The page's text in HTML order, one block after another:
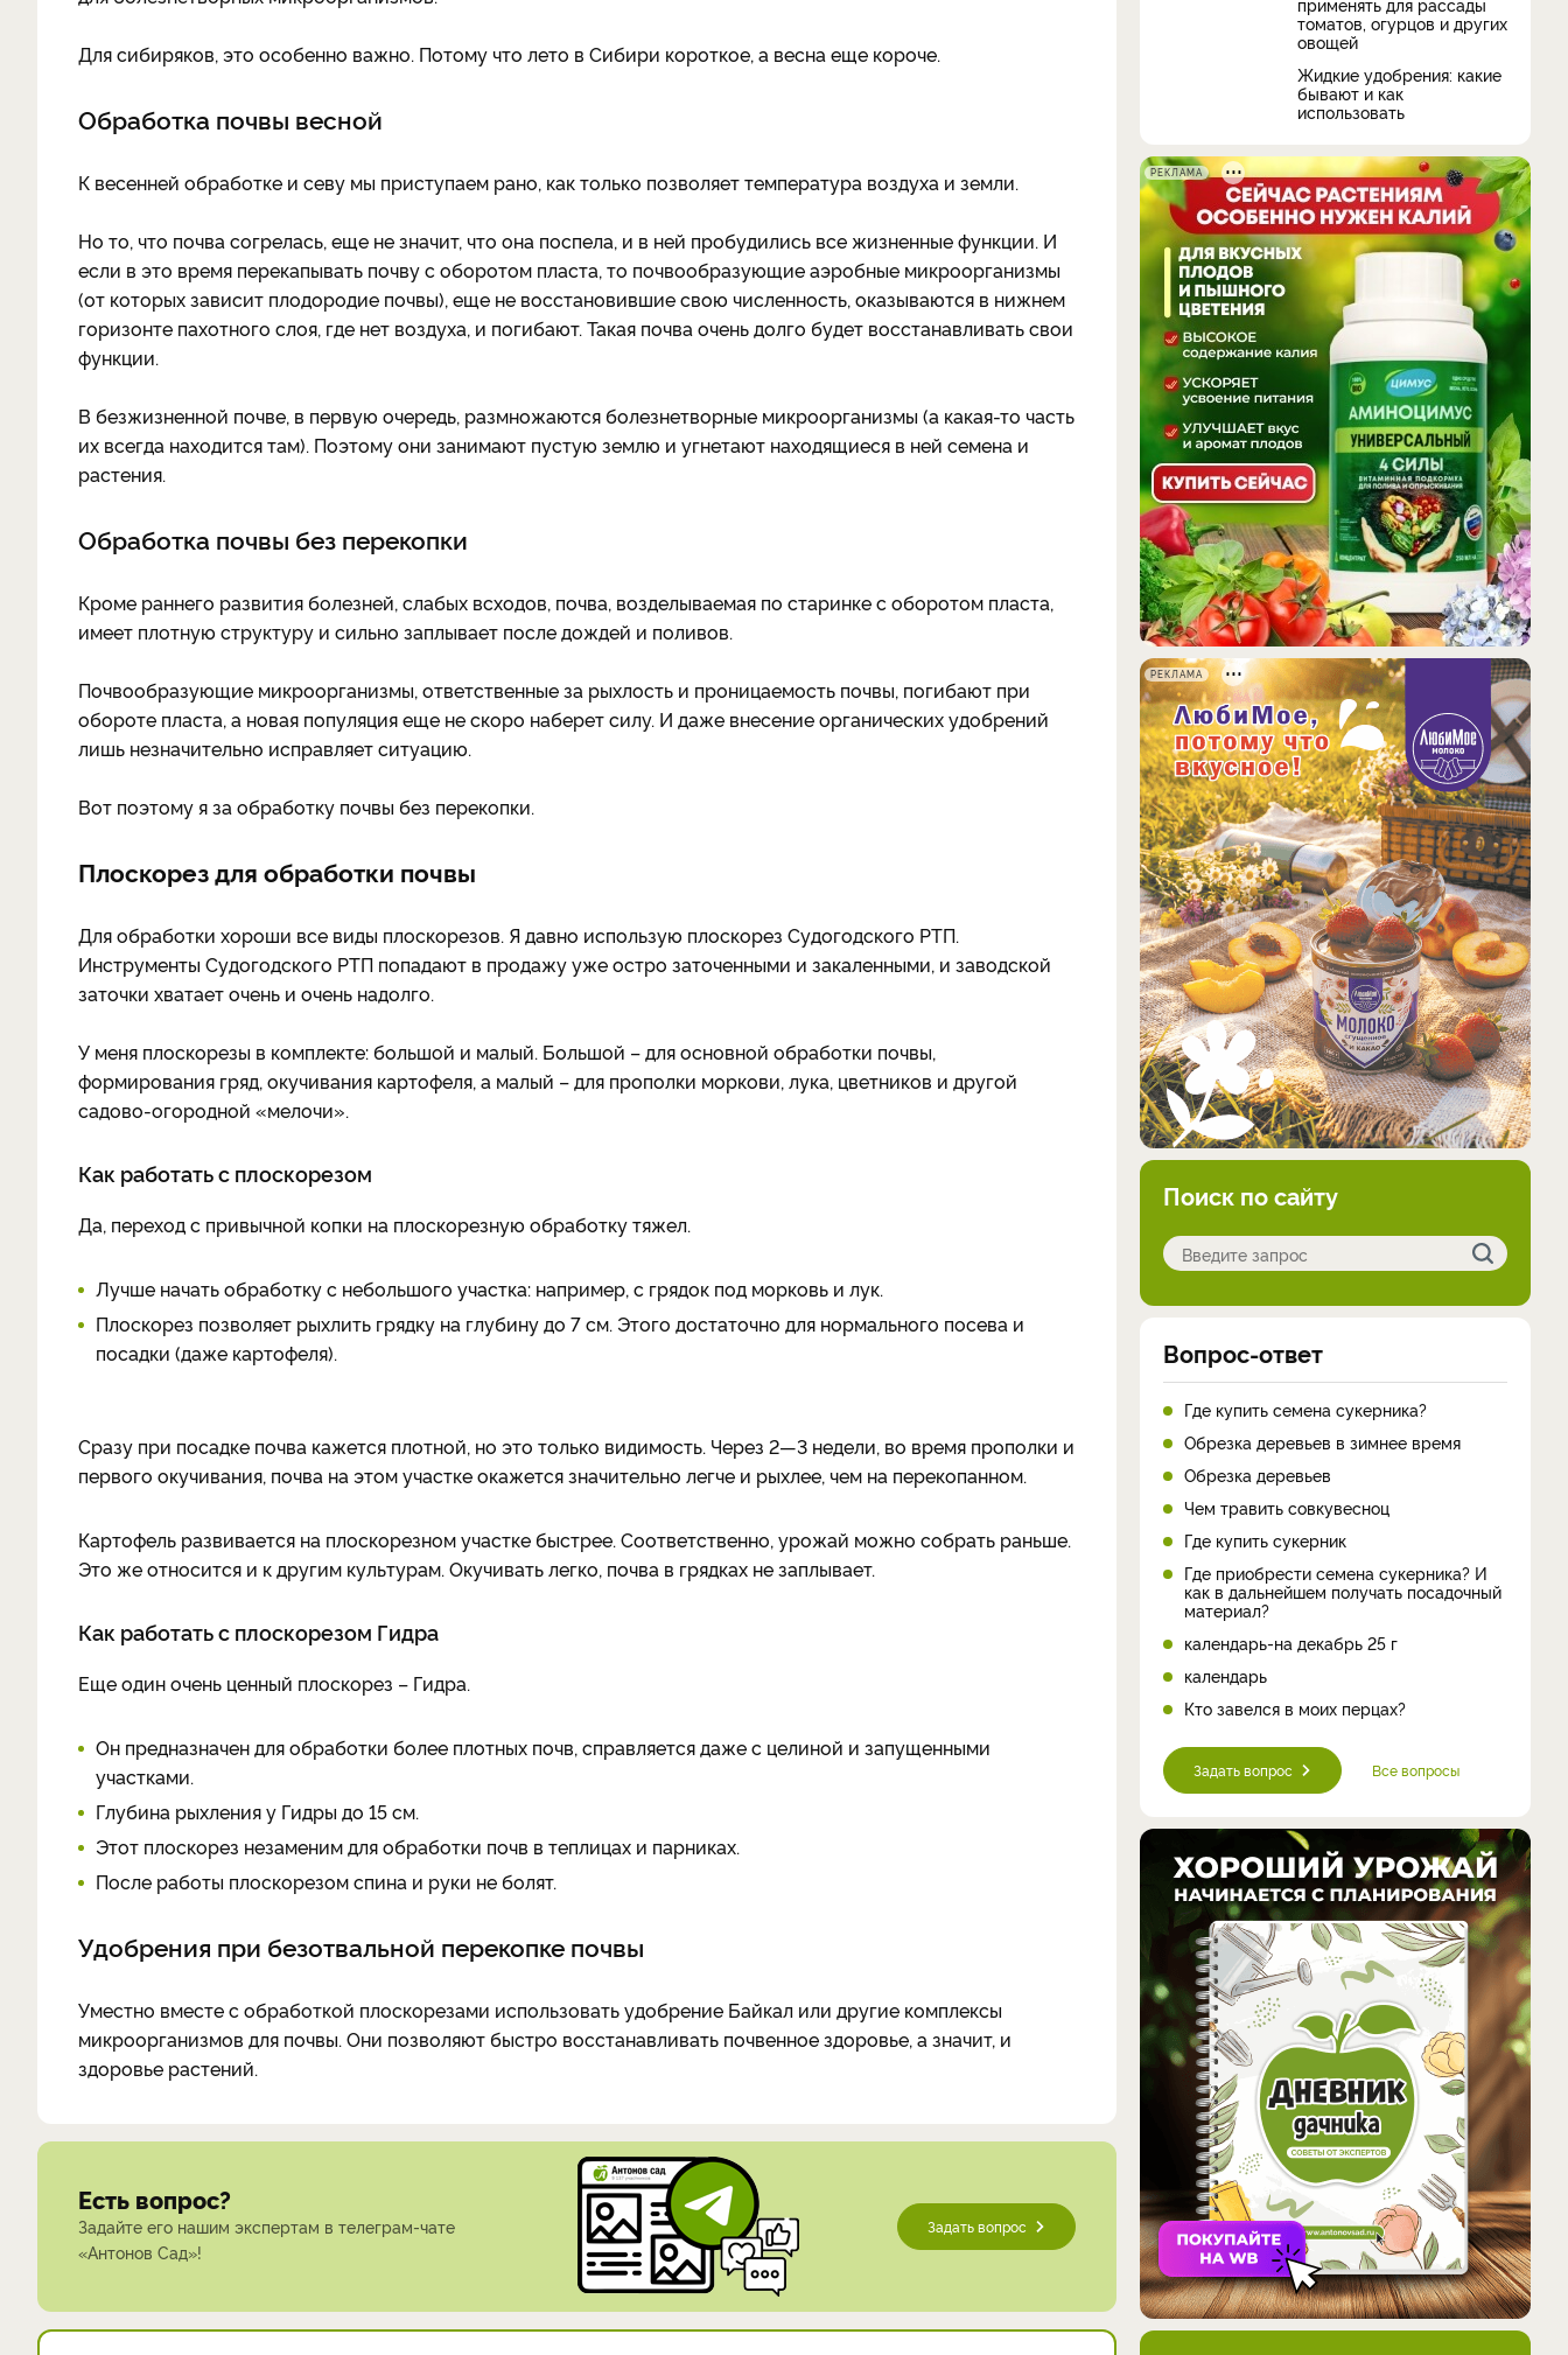
Для сибиряков, это особенно важно. Потому что лето в Сибири короткое, а весна еще короче.
Обработка почвы весной
К весенней обработке и севу мы приступаем рано, как только позволяет температура воздуха и земли.
Но то, что почва согрелась, еще не значит, что она поспела, и в ней пробудились все жизненные функции. И
если в это время перекапывать почву с оборотом пласта, то почвообразующие аэробные микроорганизмы
(от которых зависит плодородие почвы), еще не восстановившие свою численность, оказываются в нижнем
горизонте пахотного слоя, где нет воздуха, и погибают. Такая почва очень долго будет восстанавливать свои
функции.
В безжизненной почве, в первую очередь, размножаются болезнетворные микроорганизмы (а какая-то часть
их всегда находится там). Поэтому они занимают пустую землю и угнетают находящиеся в ней семена и
растения.
Обработка почвы без перекопки
Кроме раннего развития болезней, слабых всходов, почва, возделываемая по старинке с оборотом пласта,
имеет плотную структуру и сильно заплывает после дождей и поливов.
Почвообразующие микроорганизмы, ответственные за рыхлость и проницаемость почвы, погибают при
обороте пласта, а новая популяция еще не скоро наберет силу. И даже внесение органических удобрений
лишь незначительно исправляет ситуацию.
Вот поэтому я за обработку почвы без перекопки.
Плоскорез для обработки почвы
Для обработки хороши все виды плоскорезов. Я давно использую плоскорез Судогодского РТП.
Инструменты Судогодского РТП попадают в продажу уже остро заточенными и закаленными, и заводской
заточки хватает очень и очень надолго.
У меня плоскорезы в комплекте: большой и малый. Большой – для основной обработки почвы,
формирования гряд, окучивания картофеля, а малый – для прополки моркови, лука, цветников и другой
садово-огородной «мелочи».
Как работать с плоскорезом
Да, переход с привычной копки на плоскорезную обработку тяжел.
Лучше начать обработку с небольшого участка: например, с грядок под морковь и лук.
Плоскорез позволяет рыхлить грядку на глубину до 7 см. Этого достаточно для нормального посева и
посадки (даже картофеля).
Сразу при посадке почва кажется плотной, но это только видимость. Через 2—3 недели, во время прополки и
первого окучивания, почва на этом участке окажется значительно легче и рыхлее, чем на перекопанном.
Картофель развивается на плоскорезном участке быстрее. Соответственно, урожай можно собрать раньше.
Это же относится и к другим культурам. Окучивать легко, почва в грядках не заплывает.
Как работать с плоскорезом Гидра
Еще один очень ценный плоскорез – Гидра.
Он предназначен для обработки более плотных почв, справляется даже с целиной и запущенными
участками.
Глубина рыхления у Гидры до 15 см.
Этот плоскорез незаменим для обработки почв в теплицах и парниках.
После работы плоскорезом спина и руки не болят.
Удобрения при безотвальной перекопке почвы
Уместно вместе с обработкой плоскорезами использовать удобрение Байкал или другие комплексы
микроорганизмов для почвы. Они позволяют быстро восстанавливать почвенное здоровье, а значит, и
здоровье растений.
Есть вопрос?
Задайте его нашим экспертам в телеграм-чате
«Антонов Сад»!
Задать вопрос
томатов, огурцов и других
овощей
Жидкие удобрения: какие
бывают и как
использовать
РЕКЛАМА
РЕКЛАМА
Поиск по сайту
Вопрос-ответ
Где купить семена сукерника?
Обрезка деревьев в зимнее время
Обрезка деревьев
Чем травить совкувесноц
Где купить сукерник
Где приобрести семена сукерника? И
как в дальнейшем получать посадочный
материал?
календарь-на декабрь 25 г
календарь
Кто завелся в моих перцах?
Задать вопрос Все вопросы